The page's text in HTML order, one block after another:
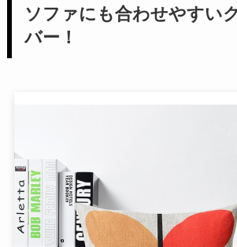
ソファにも合わせやすい
バー！